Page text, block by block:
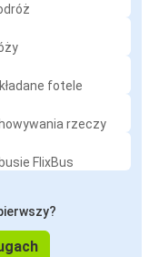
fotele
rzeczy
FlixBus